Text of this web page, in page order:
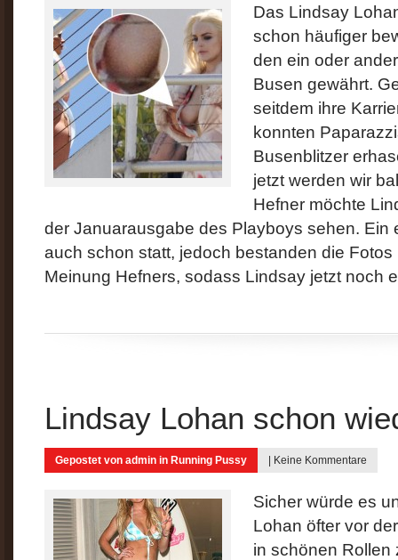
Das Lindsay
schon häufiger
den ein oder
Busen gewährt.
seitdem ihre
konnten
Busenblitzer
jetzt werden wir
Hefner möchte
der Januarausgabe des Playboys sehen. Ein
auch schon statt, jedoch bestanden die
Meinung Hefners, sodass Lindsay jetzt noch
Lindsay Lohan schon
Gepostet von admin in Running Pussy Keine Kommentare
Sicher würde es
Lohan öfter vor
in schönen Rollen